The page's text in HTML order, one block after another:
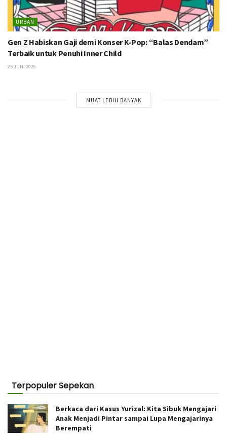
URBAN
Gen Z Habiskan Gaji demi Konser K-Pop: “Balas Dendam”
Terbaik untuk Penuhi Inner Child
25 JUNI 2026
MUAT LEBIH BANYAK
Terpopuler Sepekan
Berkaca dari Kasus Yurizal: Kita Sibuk Mengajari
Anak Menjadi Pintar sampai Lupa Mengajarinya
Berempati